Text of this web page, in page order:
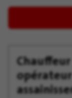
Chauffeur